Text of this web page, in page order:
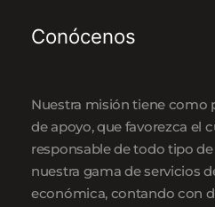
Conócenos
Nuestra misión tiene como
de apoyo, que favorezca el
responsable de todo tipo
nuestra gama de servicios
económica, contando con